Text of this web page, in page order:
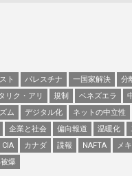
ト パレスチナ 一国家解決 分
タリク・アリ 規制 ベネズエラ
ム デジタル化 ネットの中立性
企業と社会 偏向報道 温暖化
CIA カナダ 諜報 NAFTA
メ
爆